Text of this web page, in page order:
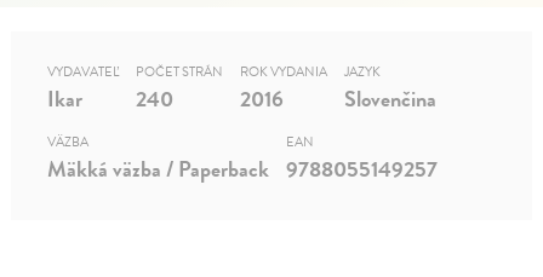
VYDAVATEĽ
Ikar
POČET STRÁN
240
ROK VYDANIA
2016
JAZYK
Slovenčina
VÄZBA
Mäkká väzba / Paperback
EAN
9788055149257